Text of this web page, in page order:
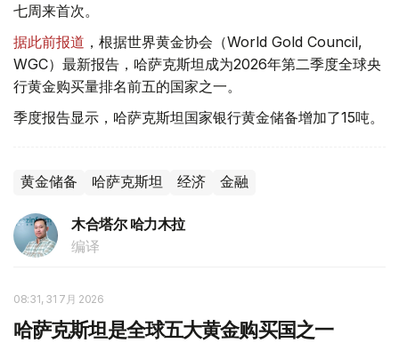
七周来首次。
据此前报道 ，根据世界黄金协会（World Gold Council,
WGC）最新报告，哈萨克斯坦成为2026年第二季度全球央
行黄金购买量排名前五的国家之一。
季度报告显示，哈萨克斯坦国家银行黄金储备增加了15吨。
黄金储备 哈萨克斯坦 经济 金融
木合塔尔 哈力木拉
编译
08:31, 31 7月 2026
哈萨克斯坦是全球五大黄金购买国之一